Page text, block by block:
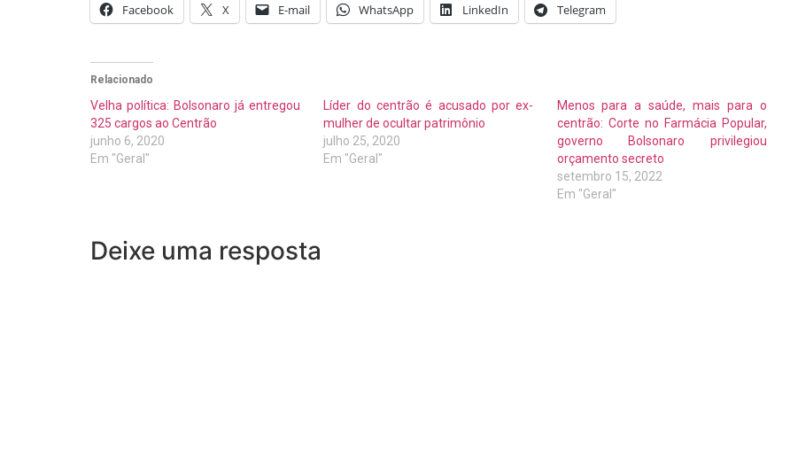
Facebook X E-mail WhatsApp LinkedIn Telegram
Relacionado
Velha política: Bolsonaro já entregou
325 cargos ao Centrão
junho 6, 2020
Em "Geral"
Líder do centrão é acusado por ex-
mulher de ocultar patrimônio
julho 25, 2020
Em "Geral"
Menos para a saúde, mais para o
centrão: Corte no Farmácia Popular,
governo Bolsonaro privilegiou
orçamento secreto
setembro 15, 2022
Em "Geral"
Deixe uma resposta